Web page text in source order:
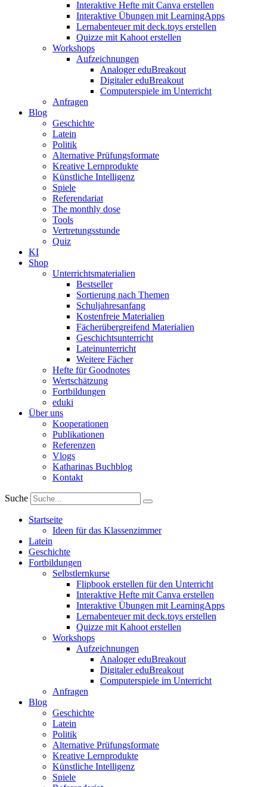
Interaktive Hefte mit Canva erstellen
Interaktive Übungen mit LearningApps
Lernabenteuer mit deck.toys erstellen
Quizze mit Kahoot erstellen
Workshops
Aufzeichnungen
Analoger eduBreakout
Digitaler eduBreakout
Computerspiele im Unterricht
Anfragen
Blog
Geschichte
Latein
Politik
Alternative Prüfungsformate
Kreative Lernprodukte
Künstliche Intelligenz
Spiele
Referendariat
The monthly dose
Tools
Vertretungsstunde
Quiz
KI
Shop
Unterrichtsmaterialien
Bestseller
Sortierung nach Themen
Schuljahresanfang
Kostenfreie Materialien
Fächerübergreifend Materialien
Geschichtsunterricht
Lateinunterricht
Weitere Fächer
Hefte für Goodnotes
Wertschätzung
Fortbildungen
eduki
Über uns
Kooperationen
Publikationen
Referenzen
Vlogs
Katharinas Buchblog
Kontakt
Suche
Startseite
Ideen für das Klassenzimmer
Latein
Geschichte
Fortbildungen
Selbstlernkurse
Flipbook erstellen für den Unterricht
Interaktive Hefte mit Canva erstellen
Interaktive Übungen mit LearningApps
Lernabenteuer mit deck.toys erstellen
Quizze mit Kahoot erstellen
Workshops
Aufzeichnungen
Analoger eduBreakout
Digitaler eduBreakout
Computerspiele im Unterricht
Anfragen
Blog
Geschichte
Latein
Politik
Alternative Prüfungsformate
Kreative Lernprodukte
Künstliche Intelligenz
Spiele